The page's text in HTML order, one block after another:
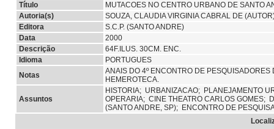
Título
MUTACOES NO CENTRO URBANO DE SANTO
Autoria(s)
SOUZA, CLAUDIA VIRGINIA CABRAL DE
Editora
S.C.P. (SANTO ANDRE)
Data
2000
Descrição
64F.ILUS. 30CM. ENC.
Idioma
PORTUGUES
Notas
ANAIS DO 4º ENCONTRO DE
HEMEROTECA.
Assuntos
HISTORIA; URBANIZACAO; PLANEJAMENTO
OPERARIA; CINE THEATRO CARLOS GOMES;
(SANTO ANDRE, SP); ENCONTRO DE